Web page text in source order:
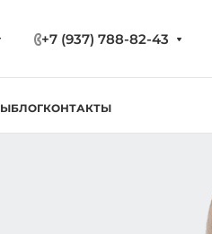
+7 (937) 788-82-43
БЛОГКОНТАКТЫ